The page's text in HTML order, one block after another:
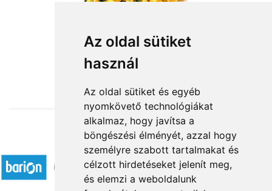
Az oldal sütiket
használ
Az oldal sütiket és egyéb
nyomkövető technológiákat
alkalmaz, hogy javítsa a
böngészési élményét, azzal hogy
személyre szabott tartalmakat és
célzott hirdetéseket jelenít meg,
és elemzi a weboldalunk
20 szál sárga rózsa kötegben
44 000 Ft-tól
Elfogadott fizetési módok